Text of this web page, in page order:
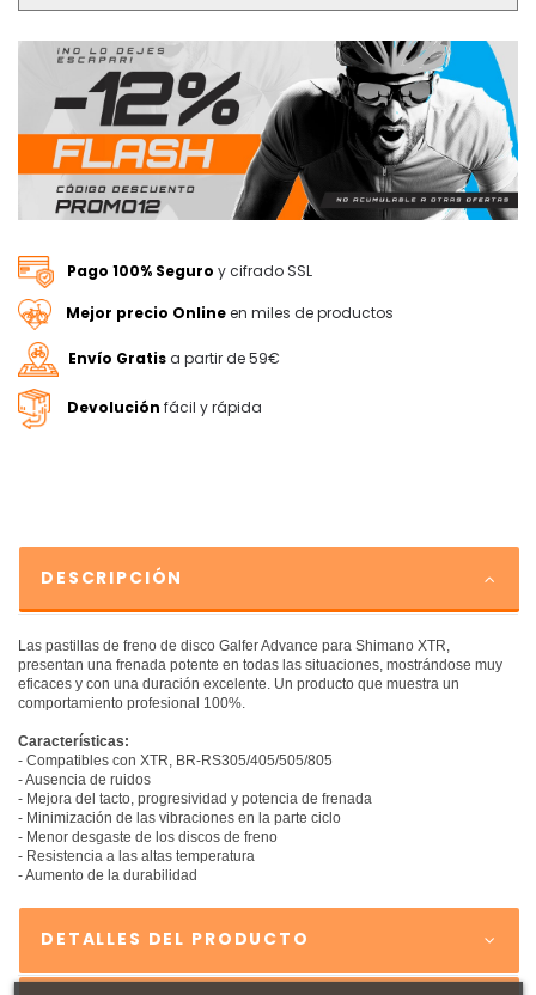
Pago 100% Seguro y cifrado SSL
Mejor precio Onlineen miles de productos
Envío Gratisa partir de 59€
Devolución fácil y rápida
DESCRIPCIÓN
Las pastillas de freno de disco Galfer Advance para Shimano XTR,
presentan una frenada potente en todas las situaciones, mostrándose muy
eficaces y con una duración excelente. Un producto que muestra un
comportamiento profesional 100%.
Características:
- Compatibles con XTR, BR-RS305/405/505/805
- Ausencia de ruidos
- Mejora del tacto, progresividad y potencia de frenada
- Minimización de las vibraciones en la parte ciclo
- Menor desgaste de los discos de freno
- Resistencia a las altas temperatura
- Aumento de la durabilidad
DETALLES DEL PRODUCTO